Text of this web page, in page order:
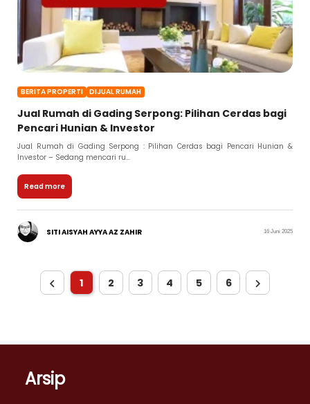
BERITA PROPERTI DIJUAL RUMAH
Jual Rumah di Gading Serpong: Pilihan Cerdas bagi
Pencari Hunian & Investor
Jual Rumah di Gading Serpong : Pilihan Cerdas bagi Pencari Hunian &
Investor – Sedang mencari ru...
Read more
SITI AISYAH AYYA AZ ZAHIR 16 Juni 2025
1 2 3 4 5 6
Arsip